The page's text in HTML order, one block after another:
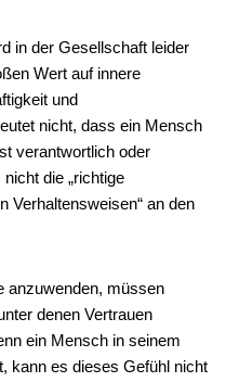
in der Gesellschaft leider
Wert auf innere
und
nicht, dass ein Mensch
verantwortlich oder
die „richtige
Verhaltensweisen“ an den
anzuwenden, müssen
denen Vertrauen
ein Mensch in seinem
kann es dieses Gefühl nicht